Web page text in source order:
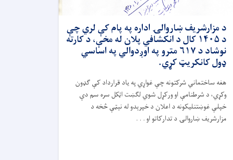
د مزارشریف ښاروالۍ اداره په پام کې لري چې
د ۱۴۰۵ کال د انکشافي پلان له مخې، د کارته
نوشاد د ۶۱۷ مترو په اوږدوالي په اساسي
ډول کانکریټ کړي.
هغه ساختماني شرکتونه چې غواړي په یاد قرارداد کې ګډون
وکړي، د شرطنامې او ورکړل شوي لګښت اټکل سره سم دې
خپلې غوښتنلیکونه د اعلان د خپرېدو له نېټې څخه د
مزارشریف ښاروالۍ د تدارکاتو او . . .